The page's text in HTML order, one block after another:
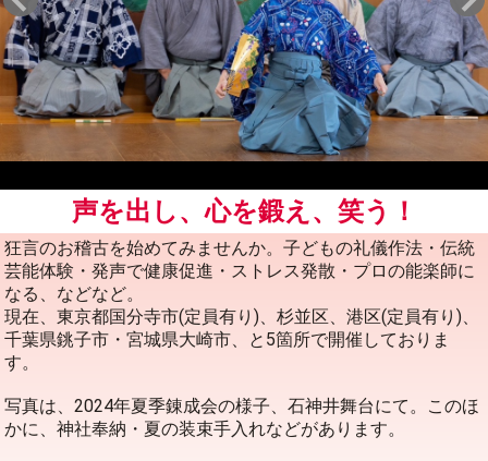
声を出し、心を鍛え、笑う！
狂言のお稽古を始めてみませんか。子どもの礼儀作法・伝統
芸能体験・発声で健康促進・ストレス発散・プロの能楽師に
なる、などなど。
現在、東京都国分寺市(定員有り)、杉並区、港区(定員有り)、
千葉県銚子市・宮城県大崎市、と5箇所で開催しておりま
す。
写真は、2024年夏季錬成会の様子、石神井舞台にて。このほ
かに、神社奉納・夏の装束手入れなどがあります。